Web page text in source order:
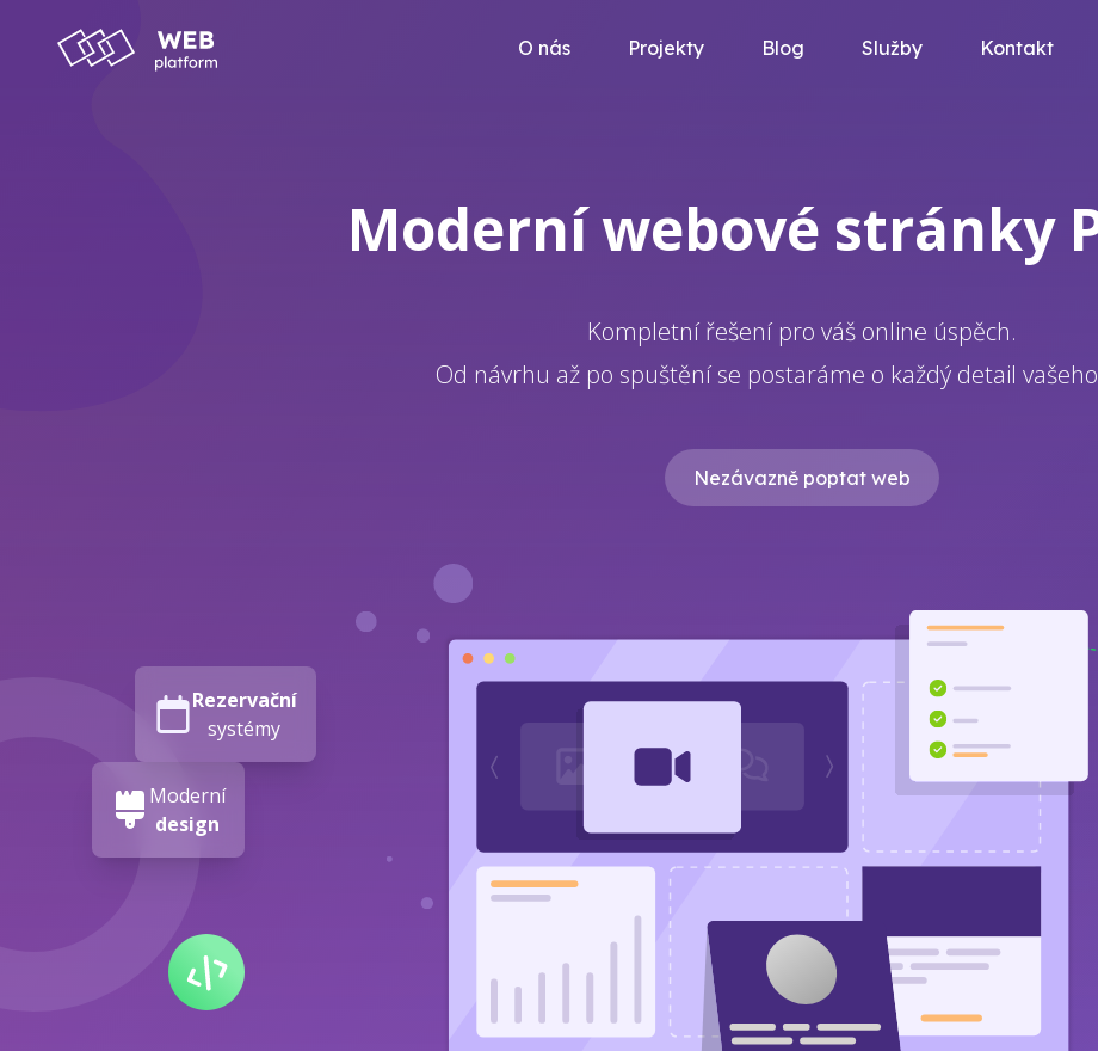
O nás Projekty Blog Služby Kontakt
Moderní webové stránky
Kompletní řešení pro váš online úspěch.
Od návrhu až po spuštění se postaráme o každý detail
Nezávazně poptat web
Rezervační
systémy
Moderní
design